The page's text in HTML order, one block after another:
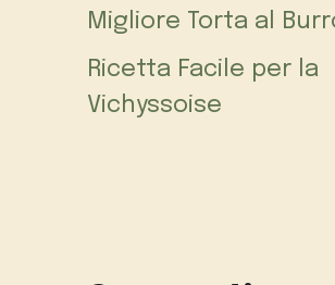
Migliore Torta al
Ricetta Facile per la
Vichyssoise